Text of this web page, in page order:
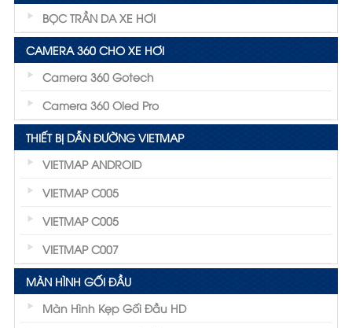
BỌC TRẦN DA XE HƠI
CAMERA 360 CHO XE HƠI
Camera 360 Gotech
Camera 360 Oled Pro
THIẾT BỊ DẪN ĐƯỜNG VIETMAP
VIETMAP ANDROID
VIETMAP C005
VIETMAP C005
VIETMAP C007
MÀN HÌNH GỐI ĐẦU
Màn Hình Kẹp Gối Đầu HD